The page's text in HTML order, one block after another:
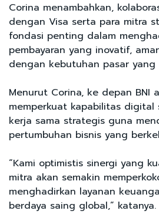
Corina menambahkan,
dengan Visa serta para mitra
fondasi penting dalam
pembayaran yang inovatif,
dengan kebutuhan pasar
Menurut Corina, ke depan BNI
memperkuat kapabilitas digital
kerja sama strategis guna
pertumbuhan bisnis yang
“Kami optimistis sinergi yang
mitra akan semakin
menghadirkan layanan
berdaya saing global,” katanya.